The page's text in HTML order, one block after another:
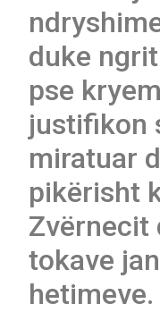
duke
pse
justifikon
miratuar
pikërisht
Zvërnecit
tokave
hetimeve.